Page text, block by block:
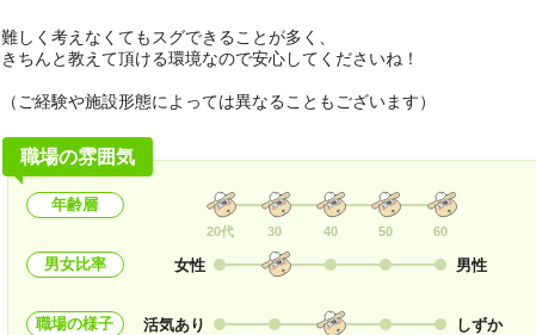
難しく考えなくてもスグできることが多く、
きちんと教えて頂ける環境なので安心してくださいね！
（ご経験や施設形態によっては異なることもございます）
職場の雰囲気
年齢層
20代 30 40 50 60
男女比率 女性 男性
職場の様子 活気あり しずか